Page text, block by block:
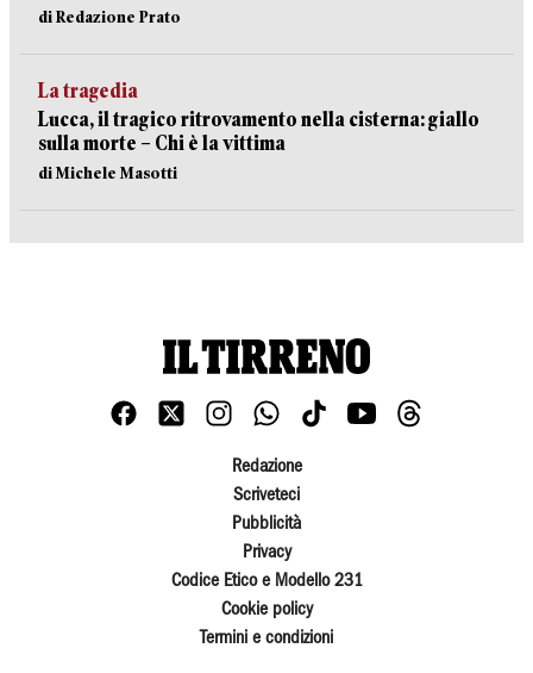
di Redazione Prato
La tragedia
Lucca, il tragico ritrovamento nella cisterna: giallo
sulla morte – Chi è la vittima
di Michele Masotti
Redazione
Scriveteci
Pubblicità
Privacy
Codice Etico e Modello 231
Cookie policy
Termini e condizioni